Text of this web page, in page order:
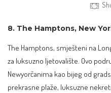
8. The Hamptons, New
The Hamptons, smješteni na
za luksuzno ljetovalište. Ovo
Newyorčanima kao bijeg od
prekrasne plaže, luksuzne